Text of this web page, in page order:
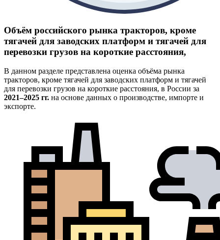
Объём российского рынка тракторов, кроме
тягачей для заводских платформ и тягачей для
перевозки грузов на короткие расстояния,
В данном разделе представлена оценка объёма рынка
тракторов, кроме тягачей для заводских платформ и тягачей
для перевозки грузов на короткие расстояния, в России за
2021–2025 гг. на основе данных о производстве, импорте и
экспорте.